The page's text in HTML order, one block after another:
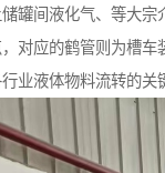
罐间液化气、等大宗
对应的鹤管则为槽车
业液体物料流转的关